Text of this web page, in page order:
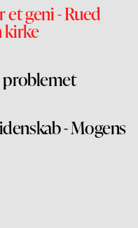
geni - Rued
kirke
problemet
- Mogens